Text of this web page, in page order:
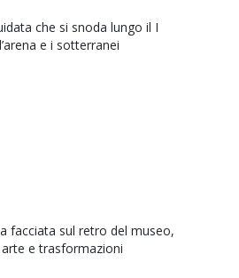
che si snoda lungo il I
e i sotterranei
facciata sul retro del museo,
e trasformazioni